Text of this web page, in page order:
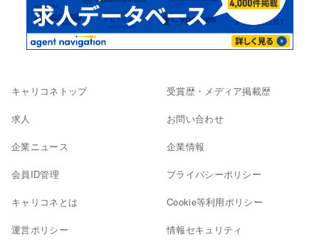
キャリコネトップ
求人
企業ニュース
会員ID管理
キャリコネとは
運営ポリシー
受賞歴・メディア掲載歴
お問い合わせ
企業情報
プライバシーポリシー
Cookie等利用ポリシー
情報セキュリティ